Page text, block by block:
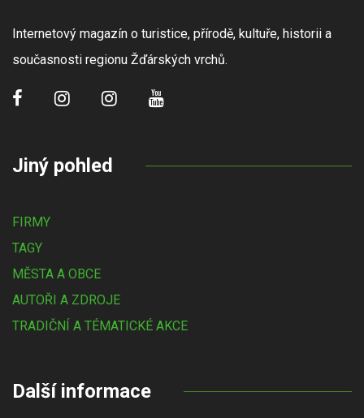
Internetový magazín o turistice, přírodě, kultuře, historii a
současnosti regionu Žďárských vrchů.
Jiný pohled
FIRMY
TAGY
MĚSTA A OBCE
AUTOŘI A ZDROJE
TRADIČNÍ A TÉMATICKÉ AKCE
Další informace